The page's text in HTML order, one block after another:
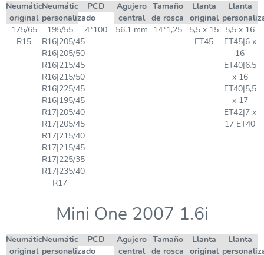
Neumático
original
Neumático
personalizado
PCD
Agujero
central
Tamaño
de rosca
Llanta
original
Llanta
175/65
R15
195/55
R16|205/45
R16|205/50
R16|215/45
R16|215/50
R16|225/45
R16|195/45
R17|205/40
R17|205/45
R17|215/40
R17|215/45
R17|225/35
R17|235/40
R17
4*100 56,1 mm 14*1,25
5,5 x 15
ET45
5,5 x 16
ET45|6 x
16
ET40|6,5
x 16
ET40|5,5
x 17
ET42|7 x
17 ET40
Mini One 2007 1.6i
Neumático
original
Neumático
personalizado
PCD
Agujero
central
Tamaño
de rosca
Llanta
original
Llanta